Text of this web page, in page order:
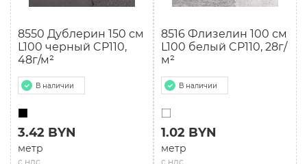
8550 Дублерин 150 см
L100 черный CP110,
48г/м²
В наличии
с ндс
3.42 BYN
метр
8516 Флизелин 100 см
L100 белый CP110, 28г/
м²
В наличии
с ндс
1.02 BYN
метр